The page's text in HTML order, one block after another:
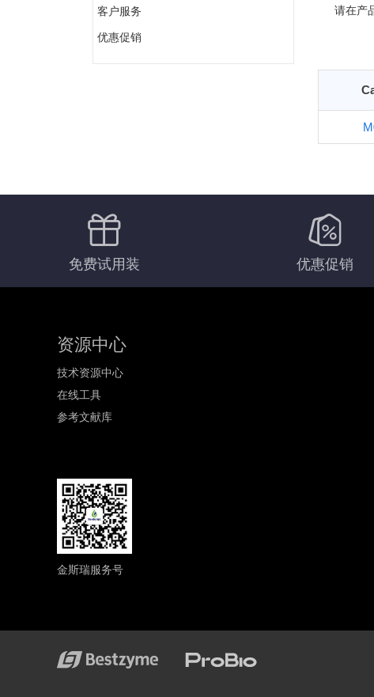
客户服务
优惠促销
请在产
免费试用装 优惠促销
资源中心
技术资源中心
在线工具
参考文献库
金斯瑞服务号